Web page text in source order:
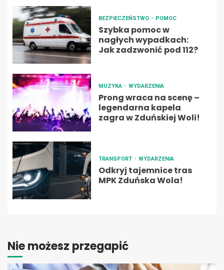
BEZPIECZEŃSTWO POMOC
Szybka pomoc w
nagłych wypadkach:
Jak zadzwonić pod 112?
MUZYKA WYDARZENIA
Prong wraca na scenę –
legendarna kapela
zagra w Zduńskiej Woli!
TRANSPORT WYDARZENIA
Odkryj tajemnice tras
MPK Zduńska Wola!
Nie możesz przegapić